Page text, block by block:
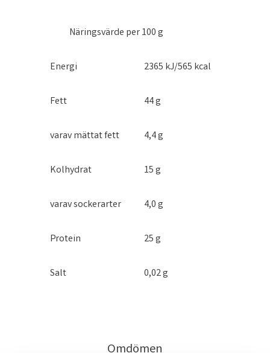
Näringsvärde per 100 g
Energi 2365 kJ/565 kcal
Fett 44 g
varav mättat fett 4,4 g
Kolhydrat 15 g
varav sockerarter 4,0 g
Protein 25 g
Salt 0,02 g